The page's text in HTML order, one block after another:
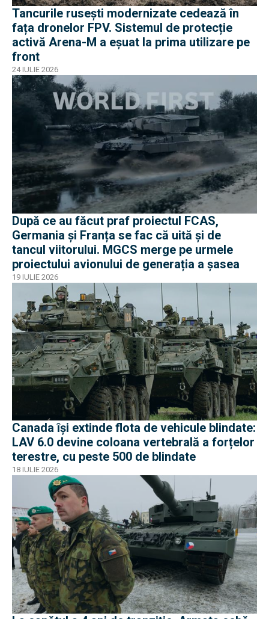
Tancurile rusești modernizate cedează în
fața dronelor FPV. Sistemul de protecție
activă Arena-M a eșuat la prima utilizare pe
front
24 IULIE 2026
După ce au făcut praf proiectul FCAS,
Germania și Franța se fac că uită și de
tancul viitorului. MGCS merge pe urmele
proiectului avionului de generația a șasea
19 IULIE 2026
Canada își extinde flota de vehicule blindate:
LAV 6.0 devine coloana vertebrală a forțelor
terestre, cu peste 500 de blindate
18 IULIE 2026